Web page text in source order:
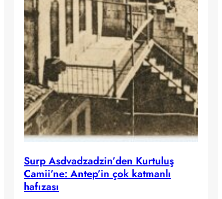
Surp Asdvadzadzin’den Kurtuluş
Camii’ne: Antep’in çok katmanlı
hafızası